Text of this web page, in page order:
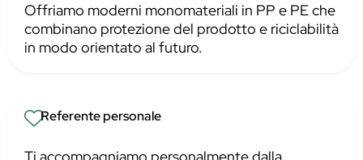
Offriamo moderni monomateriali in PP e PE che
combinano protezione del prodotto e riciclabilità
in modo orientato al futuro.
Referente personale